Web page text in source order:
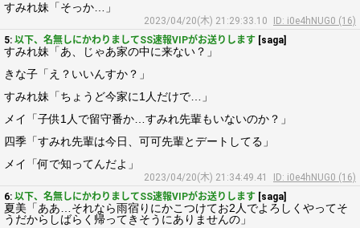
すみれ妹「そっか…」
2023/04/20(木) 21:29:33.10
ID: i0e4hNUG0 (16)
5: 以下、名無しにかわりましてSS速報VIPがお送りします [saga]
すみれ妹「あ、じゃあ家の中に来ない？」
きな子「え？いいんすか？」
すみれ妹「ちょうど今家に1人だけで…」
メイ「子供1人で留守番か…すみれ先輩もいないのか？」
四季「すみれ先輩は今日、可可先輩とデートしてる」
メイ「何で知ってんだよ」
2023/04/20(木) 21:34:49.41
ID: i0e4hNUG0 (16)
6: 以下、名無しにかわりましてSS速報VIPがお送りします [saga]
夏美「ああ…それなら雨宿りにかこつけてお2人でよろしくやってそ
うだからしばらく帰ってきそうにありませんの」